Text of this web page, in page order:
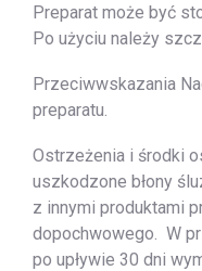
Preparat może być
Po użyciu należy
Przeciwwskazania
preparatu.
Ostrzeżenia i środki
uszkodzone błony
z innymi produktami
dopochwowego. W
po upływie 30 dni